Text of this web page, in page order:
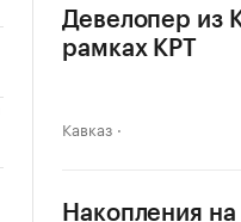
Девелопер из
рамках КРТ
Кавказ
Накопления